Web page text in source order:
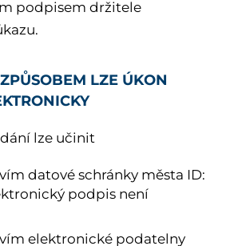
podpisem držitele
LZE ÚKON
lze učinit
datové schránky města ID:
podpis není
elektronické podatelny